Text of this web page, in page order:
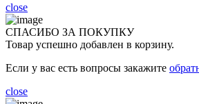
close
СПАСИБО ЗА ПОКУПКУ
Товар успешно добавлен в корзину.
Если у вас есть вопросы закажите
close